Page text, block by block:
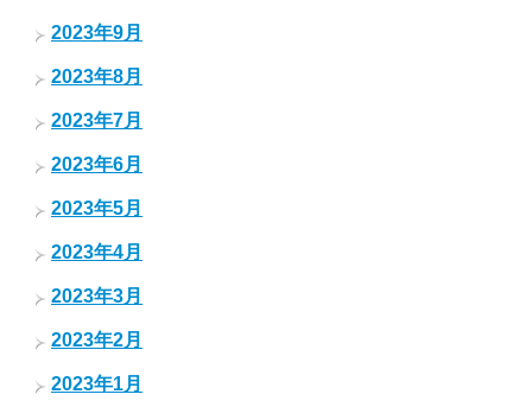
2023年9月
2023年8月
2023年7月
2023年6月
2023年5月
2023年4月
2023年3月
2023年2月
2023年1月